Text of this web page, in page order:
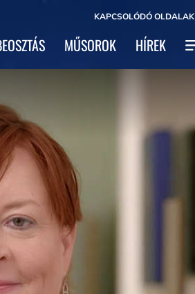
KAPCSOLÓDÓ OLDALAK
MŰSOROK HÍREK